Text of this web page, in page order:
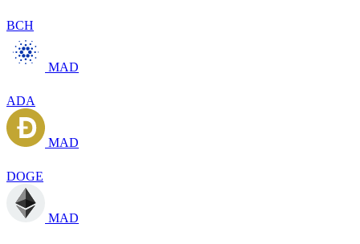
BCH
MAD
ADA
MAD
DOGE
MAD